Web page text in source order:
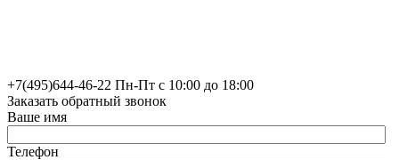
+7(495)644-46-22 Пн-Пт с 10:00 до 18:00
Заказать обратный звонок
Ваше имя
Телефон